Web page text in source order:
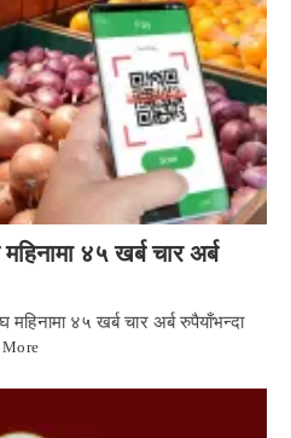
महिनामा ४५ खर्ब चार अर्ब
महिनामा ४५ खर्ब चार अर्ब रुपैयाँभन्दा
More